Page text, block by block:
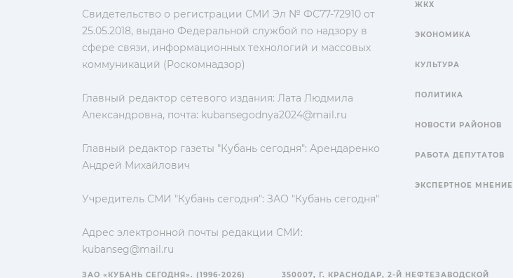
Свидетельство о регистрации СМИ Эл № ФС77-72910 от
25.05.2018, выдано Федеральной службой по надзору в
сфере связи, информационных технологий и массовых
коммуникаций (Роскомнадзор)
Главный редактор сетевого издания: Лата Людмила
Александровна, почта: kubansegodnya2024@mail.ru
Главный редактор газеты "Кубань сегодня": Арендаренко
Андрей Михайлович
Учредитель СМИ "Кубань сегодня": ЗАО "Кубань сегодня"
Адрес электронной почты редакции СМИ:
kubanseg@mail.ru
ЖКХ
ЭКОНОМИКА
КУЛЬТУРА
ПОЛИТИКА
НОВОСТИ РАЙОНОВ
РАБОТА ДЕПУТАТОВ
ЭКСПЕРТНОЕ МНЕНИЕ
ЗАО «КУБАНЬ СЕГОДНЯ». (1996-2026) 350007, Г. КРАСНОДАР, 2-Й НЕФТЕЗАВОДСКОЙ